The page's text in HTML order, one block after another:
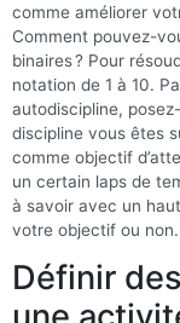
comme améliorer
Comment pouvez-
binaires ? Pour
notation de 1 à 10.
autodiscipline,
discipline vous êtes
comme objectif
un certain laps de
à savoir avec un
votre objectif ou non.
Définir